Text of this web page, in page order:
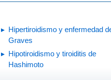
Hipertiroidismo y enfermedad
Graves
Hipotiroidismo y tiroiditis de
Hashimoto